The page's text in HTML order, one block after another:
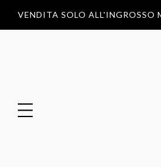
VENDITA SOLO ALL'INGROSSO